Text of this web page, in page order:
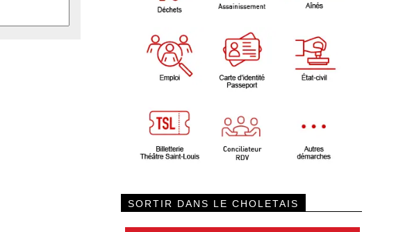
SORTIR DANS LE CHOLETAIS